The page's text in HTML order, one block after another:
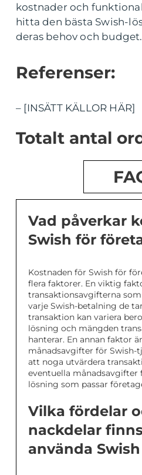
kostnader och
hitta den bästa Swish-
deras behov och budget.
Referenser:
– [INSÄTT KÄLLOR HÄR]
Totalt antal
Vad påverkar
Swish för
Kostnaden för Swish för
flera faktorer. En viktig
transaktionsavgifterna
varje Swish-betalning de
transaktion kan variera
lösning och mängden
hanterar. En annan faktor
månadsavgifter för Swish-
att noga utvärdera
eventuella månadsavgifter
lösning som passar
Vilka fördelar
nackdelar
använda